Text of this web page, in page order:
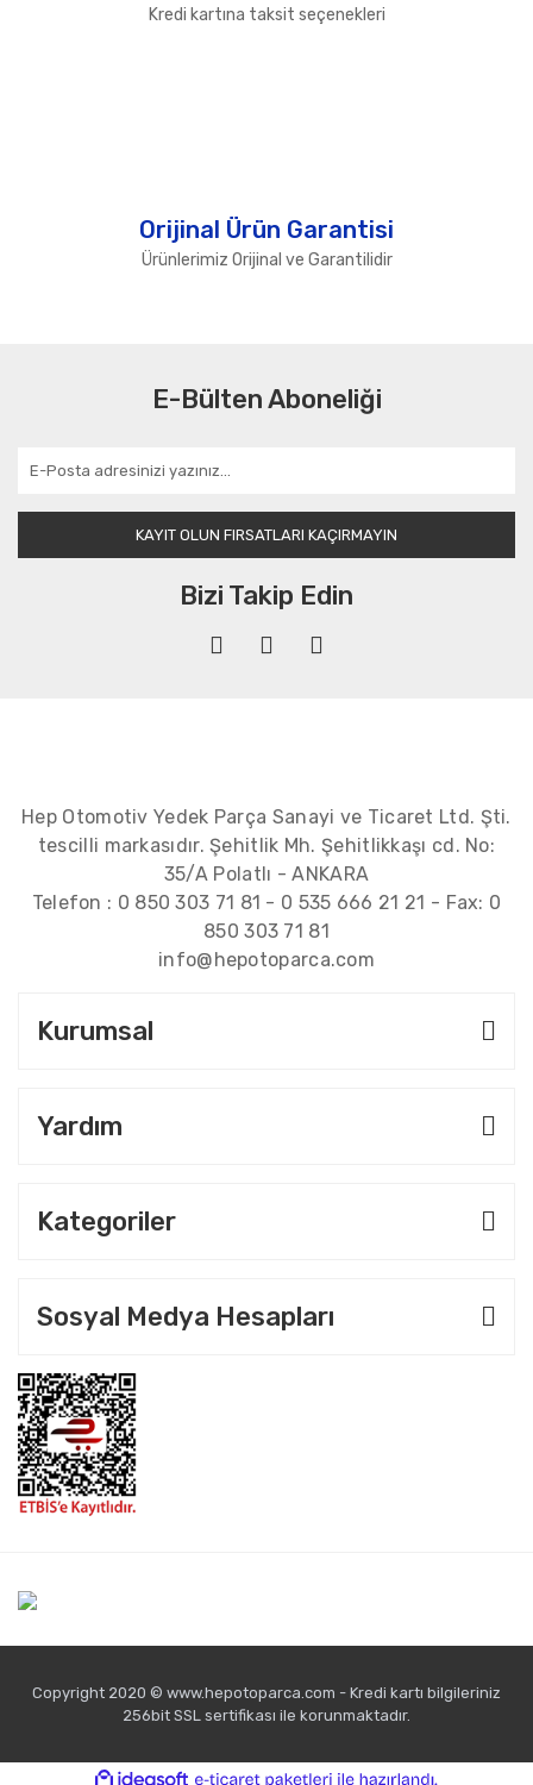
Kredi kartına taksit seçenekleri
Orijinal Ürün Garantisi
Ürünlerimiz Orijinal ve Garantilidir
E-Bülten Aboneliği
KAYIT OLUN FIRSATLARI KAÇIRMAYIN
Bizi Takip Edin
Hep Otomotiv Yedek Parça Sanayi ve Ticaret Ltd. Şti.
tescilli markasıdır. Şehitlik Mh. Şehitlikkaşı cd. No:
35/A Polatlı - ANKARA
Telefon : 0 850 303 71 81 - 0 535 666 21 21 - Fax: 0
850 303 71 81
info@hepotoparca.com
Kurumsal
Yardım
Kategoriler
Sosyal Medya Hesapları
Copyright 2020 © www.hepotoparca.com - Kredi kartı bilgileriniz
256bit SSL sertifikası ile korunmaktadır.
ideasoft e-